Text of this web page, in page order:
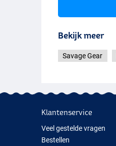
Bekijk meer
Savage Gear
Klantenservice
Veel gestelde vragen
Bestellen